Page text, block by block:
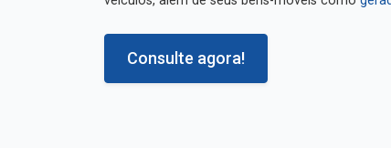
Consulte agora!